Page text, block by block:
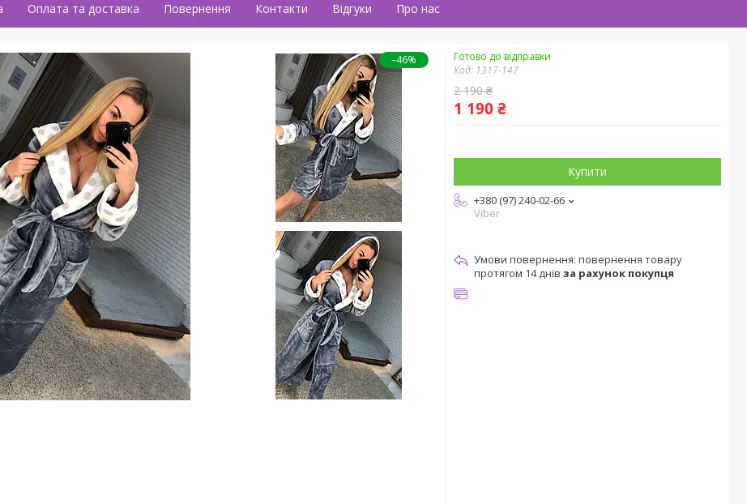
Оплата та доставка Повернення Контакти Відгуки Про нас
–46%
Готово до відправки
Код: 1317-147
2 190 ₴
1 190 ₴
Купити
+380 (97) 240-02-66
Viber
повернення товару
протягом 14 днів за рахунок покупця